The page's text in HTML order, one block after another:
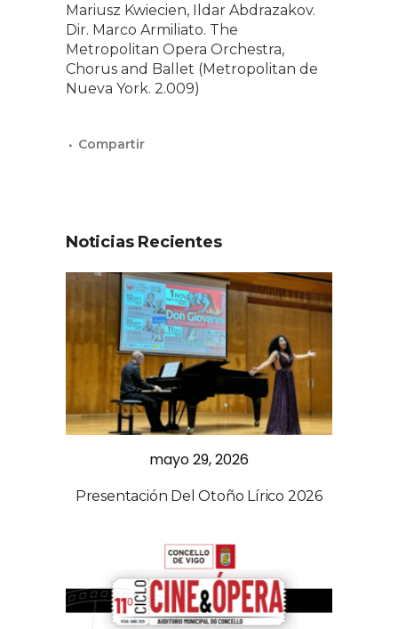
Mariusz Kwiecien, Ildar Abdrazakov.
Dir. Marco Armiliato. The
Metropolitan Opera Orchestra,
Chorus and Ballet (Metropolitan de
Nueva York. 2.009)
Noticias Recientes
mayo 29, 2026
Presentación Del Otoño Lírico 2026